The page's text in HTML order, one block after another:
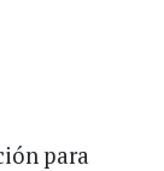
para